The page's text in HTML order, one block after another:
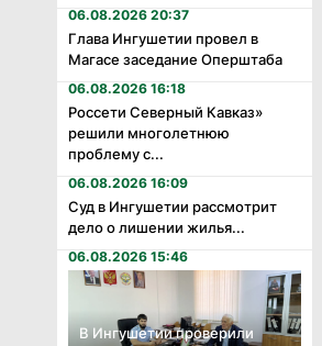
06.08.2026 20:37
Глава Ингушетии провел в
Магасе заседание Оперштаба
06.08.2026 16:18
Россети Северный Кавказ»
решили многолетнюю
проблему с...
06.08.2026 16:09
Суд в Ингушетии рассмотрит
дело о лишении жилья...
06.08.2026 15:46
В Ингушетии проверили